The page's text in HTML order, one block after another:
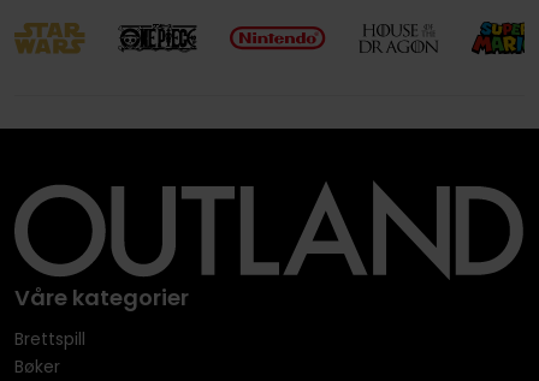
Våre kategorier
Brettspill
Bøker